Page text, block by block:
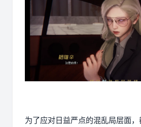
为了应对日益严点的混乱局层面